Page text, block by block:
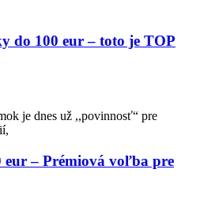
do 100 eur – toto je TOP
je dnes už ,,povinnosť“ pre
eur – Prémiová voľba pre